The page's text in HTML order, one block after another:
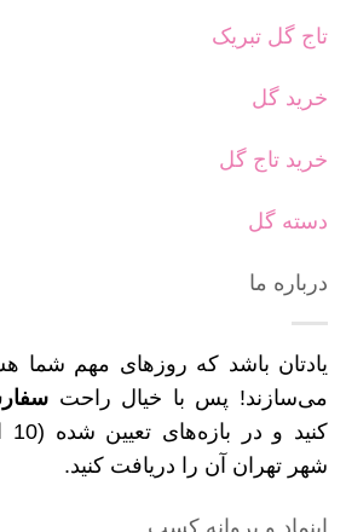
تاج گل تبریک
خرید گل
خرید تاج گل
دسته گل
درباره ما
یادتان باشد که روزهای مهم شما
می‌سازند! پس با خیال راحت
شهر تهران آن را دریافت کنید.
اینماد و پروانه کسب